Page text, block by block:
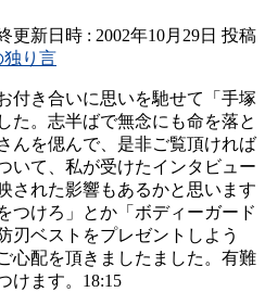
更新日時 : 2002年10月29日 投稿
独り言
付き合いに思いを馳せて「手塚
た。志半ばで無念にも命を落と
んを偲んで、是非ご覧頂ければ
いて、私が受けたインタビュー
された影響もあるかと思います
つけろ」とか「ボディーガード
刃ベストをプレゼントしよう
心配を頂きましたました。有難
けます。18:15